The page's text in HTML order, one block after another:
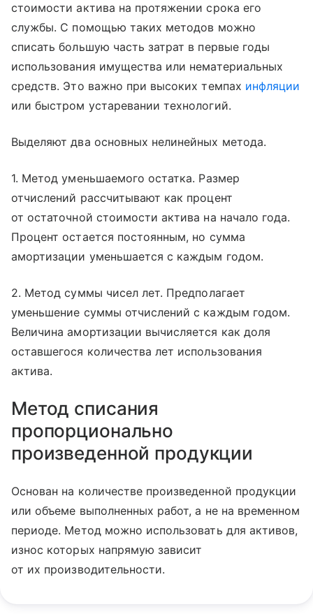
стоимости актива на протяжении срока его
службы. С помощью таких методов можно
списать большую часть затрат в первые годы
использования имущества или нематериальных
средств. Это важно при высоких темпах инфляции
или быстром устаревании технологий.
Выделяют два основных нелинейных метода.
1. Метод уменьшаемого остатка. Размер
отчислений рассчитывают как процент
от остаточной стоимости актива на начало года.
Процент остается постоянным, но сумма
амортизации уменьшается с каждым годом.
2. Метод суммы чисел лет. Предполагает
уменьшение суммы отчислений с каждым годом.
Величина амортизации вычисляется как доля
оставшегося количества лет использования
актива.
Метод списания
пропорционально
произведенной продукции
Основан на количестве произведенной продукции
или объеме выполненных работ, а не на временном
периоде. Метод можно использовать для активов,
износ которых напрямую зависит
от их производительности.